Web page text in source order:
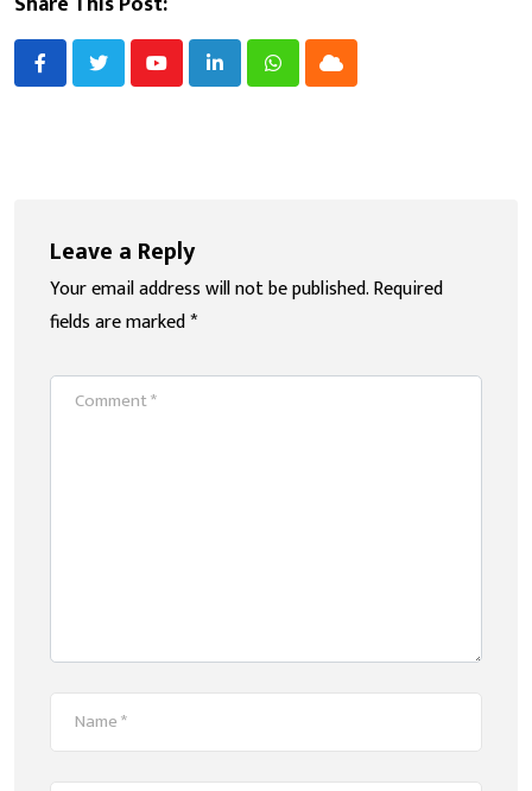
YoutubeLinkedInWhatsappCloud
Leave a Reply
Your email address will not be published.Required
fields are marked*